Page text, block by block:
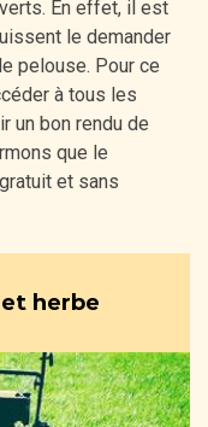
En effet, il est
le demander
pelouse. Pour ce
à tous les
un bon rendu de
que le
et sans
herbe